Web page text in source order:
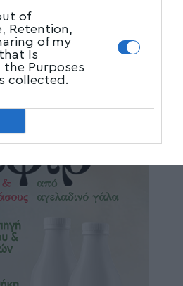
of
Retention,
of my
Is
Purposes
collected.